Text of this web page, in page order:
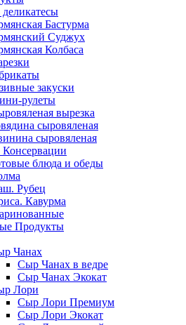
Бастурма
Суджух
Колбаса
закуски
рулеты
вырезка
сыровяленая
сыровяленая
блюда и обеды
Рубец
Кавурма
Продукты
Чанах
Сыр Чанах в ведре
Сыр Чанах Экокат
Лори
Сыр Лори Премиум
Сыр Лори Экокат